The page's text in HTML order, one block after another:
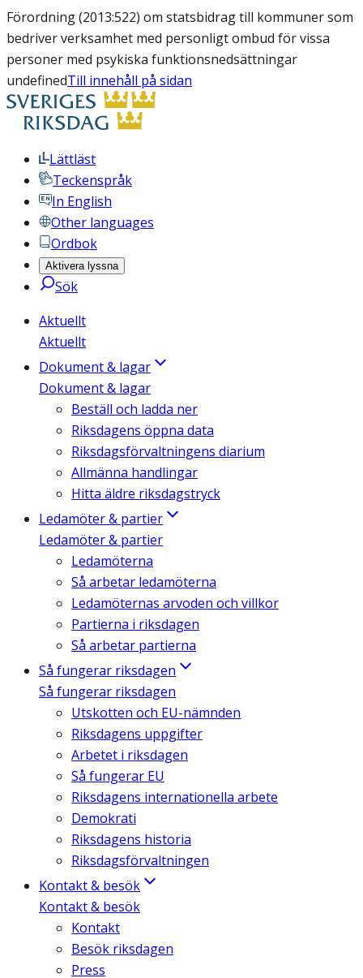
Förordning (2013:522) om statsbidrag till kommuner som
bedriver verksamhet med personligt ombud för vissa
personer med psykiska funktionsnedsättningar
undefinedTill innehåll på sidan
Lättläst
Teckenspråk
In English
Other languages
Ordbok
Aktivera lyssna
Sök
Aktuellt
Aktuellt
Dokument & lagar
Dokument & lagar
Beställ och ladda ner
Riksdagens öppna data
Riksdagsförvaltningens diarium
Allmänna handlingar
Hitta äldre riksdagstryck
Ledamöter & partier
Ledamöter & partier
Ledamöterna
Så arbetar ledamöterna
Ledamöternas arvoden och villkor
Partierna i riksdagen
Så arbetar partierna
Så fungerar riksdagen
Så fungerar riksdagen
Utskotten och EU-nämnden
Riksdagens uppgifter
Arbetet i riksdagen
Så fungerar EU
Riksdagens internationella arbete
Demokrati
Riksdagens historia
Riksdagsförvaltningen
Kontakt & besök
Kontakt & besök
Kontakt
Besök riksdagen
Press